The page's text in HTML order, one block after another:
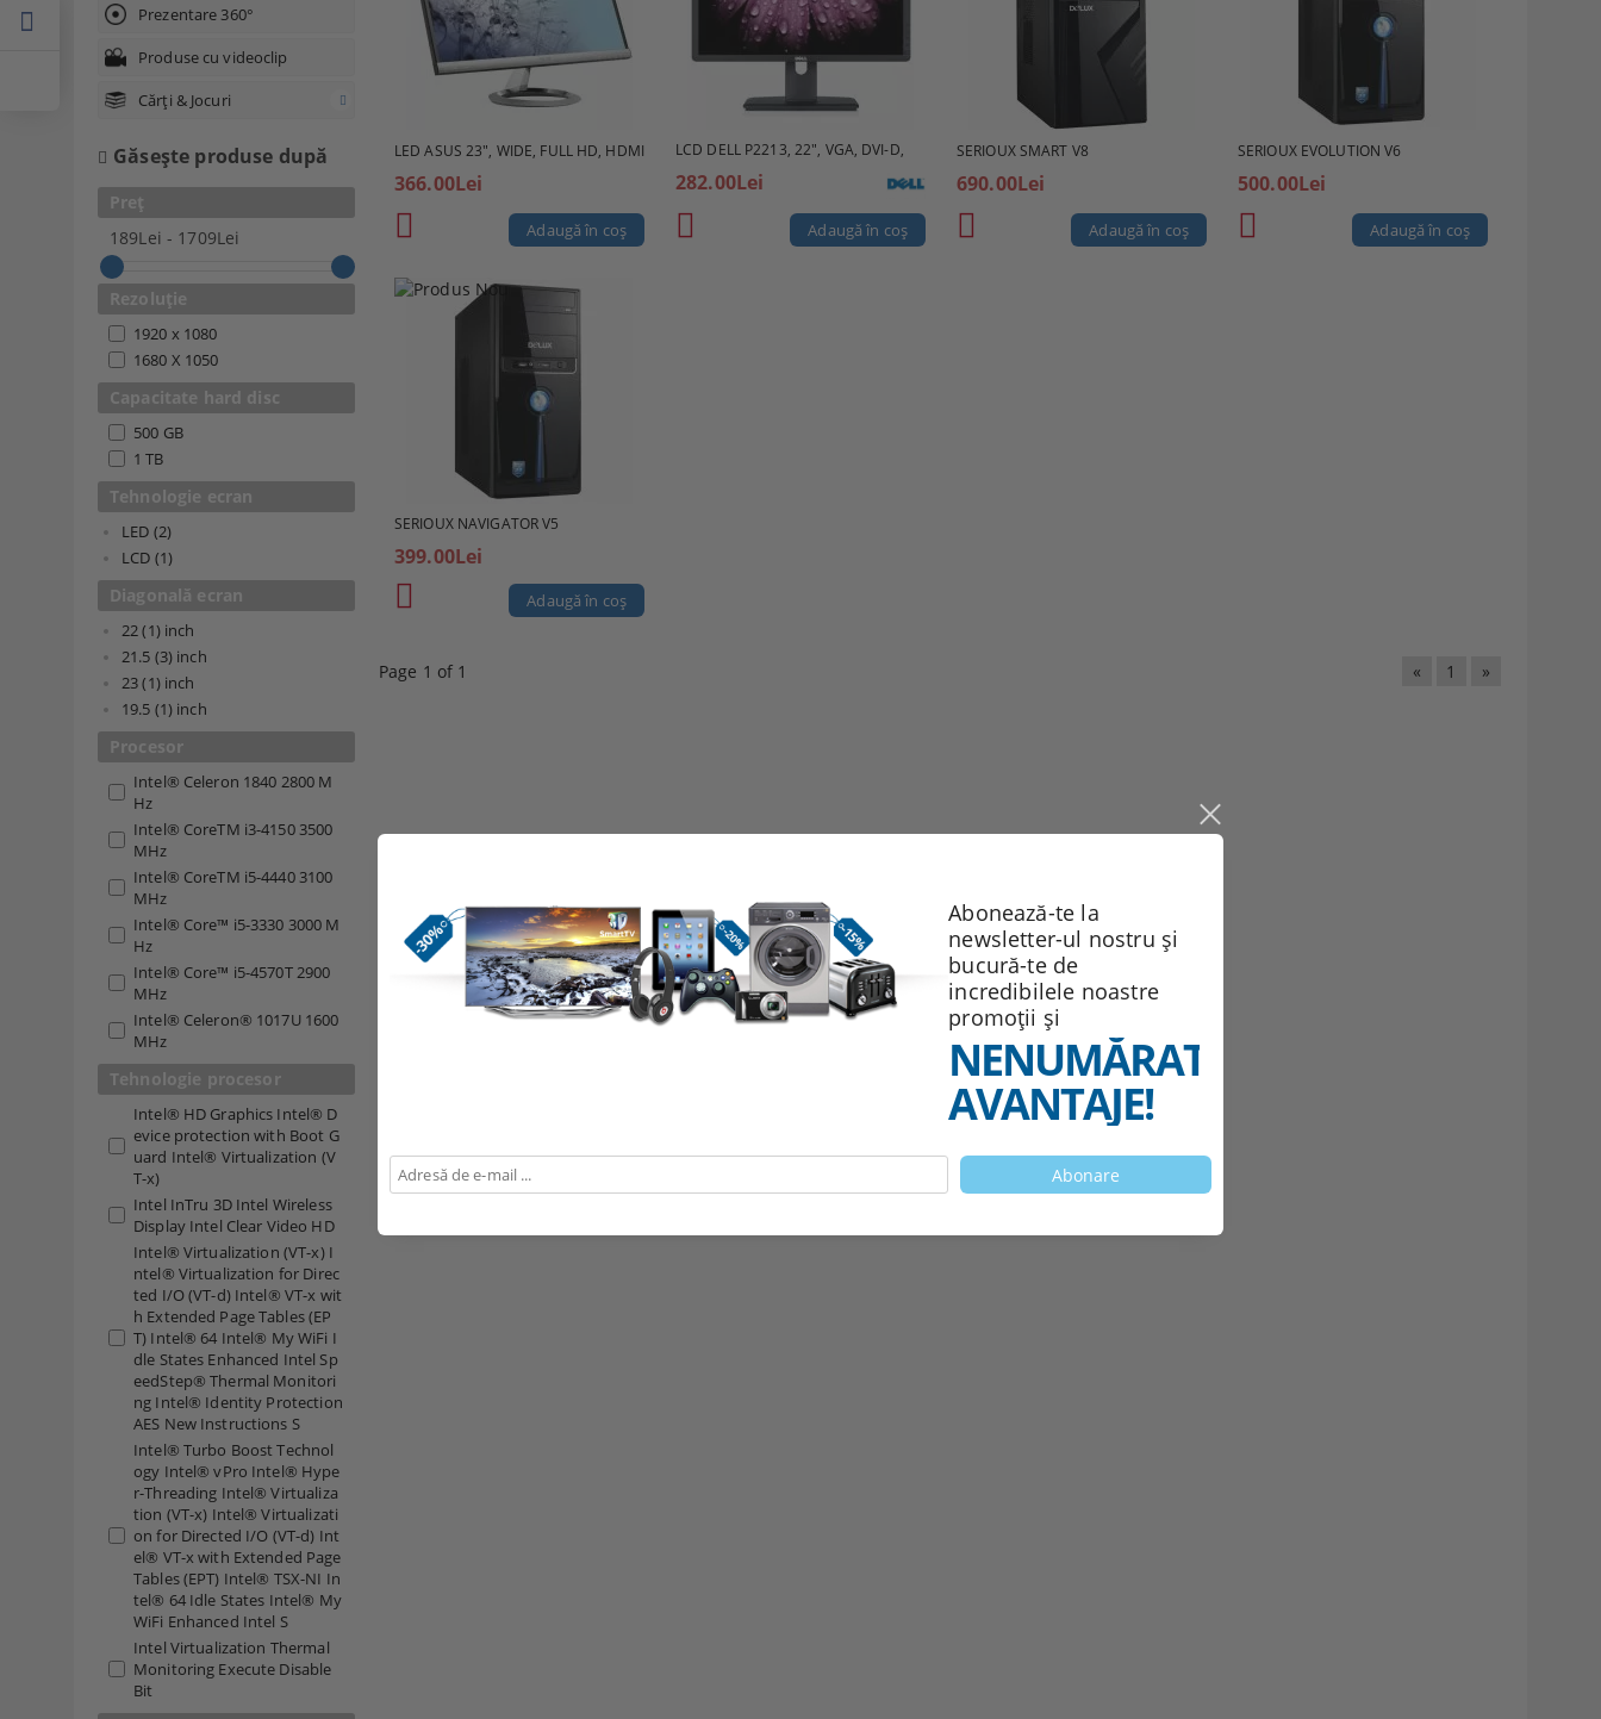
Prezentare 360°
Produse cu videoclip
Cărți & Jocuri
Găseşte produse după
Preț
189Lei - 1709Lei
Rezoluție
1920 x 1080
1680 X 1050
Capacitate hard disc
500 GB
1 TB
Tehnologie ecran
LED (2)
LCD (1)
Diagonală ecran
22 (1) inch
21.5 (3) inch
23 (1) inch
19.5 (1) inch
Procesor
Intel® Celeron 1840 2800 M
Hz
Intel® CoreTM i3-4150 3500
MHz
Intel® CoreTM i5-4440 3100
MHz
Intel® Core™ i5-3330 3000 M
Hz
Intel® Core™ i5-4570T 2900
MHz
Intel® Celeron® 1017U 1600
MHz
Tehnologie procesor
Intel® HD Graphics Intel® D
evice protеction with Boot G
uard Intel® Virtualization (V
T-x)
Intel InTru 3D Intel Wireless
Display Intel Clear Video HD
Intel® Virtualization (VT-x) I
ntel® Virtualization for Direc
ted I/O (VT-d) Intel® VT-x wit
h Extended Page Tables (EP
T) Intel® 64 Intel® My WiFi I
dle States Enhanced Intel Sp
eedStep® Thermal Monitori
ng Intel® Identity Protection
AES New Instructions S
Intel® Turbo Boost Technol
ogy Intel® vPro Intel® Hype
r-Threading Intel® Virtualiza
tion (VT-x) Intel® Virtualizati
on for Directed I/O (VT-d) Int
el® VT-x with Extended Page
Tables (EPT) Intel® TSX-NI In
tel® 64 Idle States Intel® My
WiFi Enhanced Intel S
Intel Virtualization Thermal
Monitoring Execute Disable
Bit
LED ASUS 23", WIDE, FULL HD, HDMI
366.00Lei
LCD DELL P2213, 22", VGA, DVI-D,
282.00Lei
SERIOUX SMART V8
690.00Lei
SERIOUX EVOLUTION V6
500.00Lei
SERIOUX NAVIGATOR V5
399.00Lei
Page 1 of 1 « 1 »
Abonează-te la
newsletter-ul nostru și
bucură-te de
incredibilele noastre
promoții și
NENUMĂRATELE
AVANTAJE!